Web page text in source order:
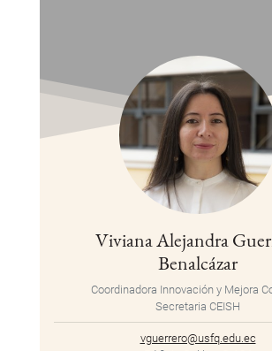
Viviana Alejandra
Benalcázar
Coordinadora Innovación y Mejora
Secretaria CEISH
vguerrero@usfq.edu.ec